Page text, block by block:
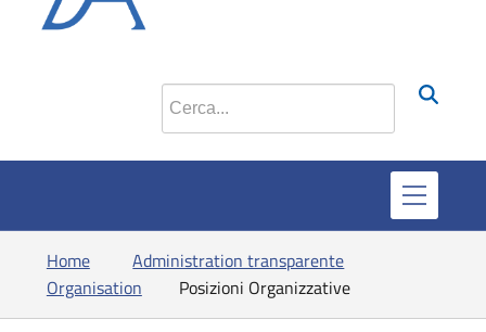
Cerca nel sito
Home
Administration transparente
Organisation
Posizioni Organizzative